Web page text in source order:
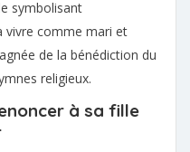
symbolisant
vivre comme mari et
de la bénédiction du
religieux.
à sa fille